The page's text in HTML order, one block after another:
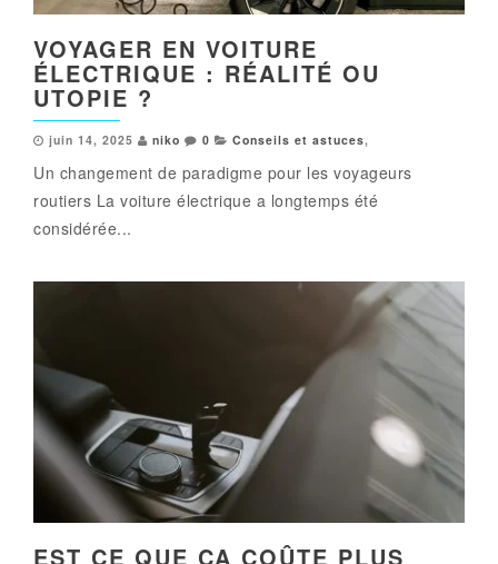
VOYAGER EN VOITURE
ÉLECTRIQUE : RÉALITÉ OU
UTOPIE ?
juin 14, 2025 niko 0 Conseils et astuces,
Un changement de paradigme pour les voyageurs
routiers La voiture électrique a longtemps été
considérée...
EST CE QUE ÇA COÛTE PLUS